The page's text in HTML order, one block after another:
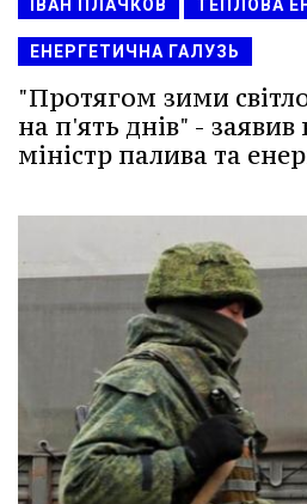
ІВАН ПЛАЧКОВ ТЕПЛОВА
ЕНЕРГЕТИЧНА ГАЛУЗЬ
"Протягом зими
на п'ять днів" -
міністр палива та